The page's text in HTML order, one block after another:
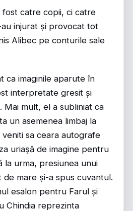
fost catre copii, ci catre
injurat și provocat tot
Alibec pe conturile sale
ca imaginile aparute în
interpretate gresit și
Mai mult, el a subliniat ca
un asemenea limbaj la
sa ceara autografe
uriașă de imagine pentru
la urma, presiunea unui
de mare și-a spus cuvantul.
esalon pentru Farul și
Chindia reprezinta